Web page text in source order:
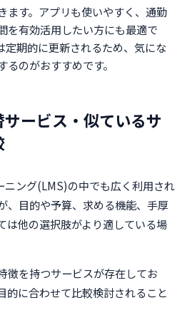
ます。アプリも使いやすく、通勤
を有効活用したい方にも最適で
定期的に更新されるため、気にな
のがおすすめです。
ービス・似ているサ
ニング(LMS)の中でも広く利用され
、目的や予算、求める機能、手厚
は他の選択肢がより適している場
徴を持つサービスが存在してお
的に合わせて比較検討されること